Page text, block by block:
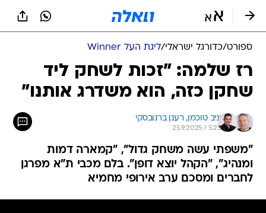
ספורט/כדורגל ישראלי/ליגת העל Winner
רז שלמה: "זכות לשחק ליד
שחקן כזה, הוא משדרג אותנו"
יניב טוכמן, רענן ברנובסקי
25.9.2025 / 5:25
"משפתי עשה משחק גדול", "קמארה דמות
ומנהיג", "הקהל יוצא דופן". בלם מכבי ת"א מפרגן
לחברים ומסכם ערב אירופי מחמיא